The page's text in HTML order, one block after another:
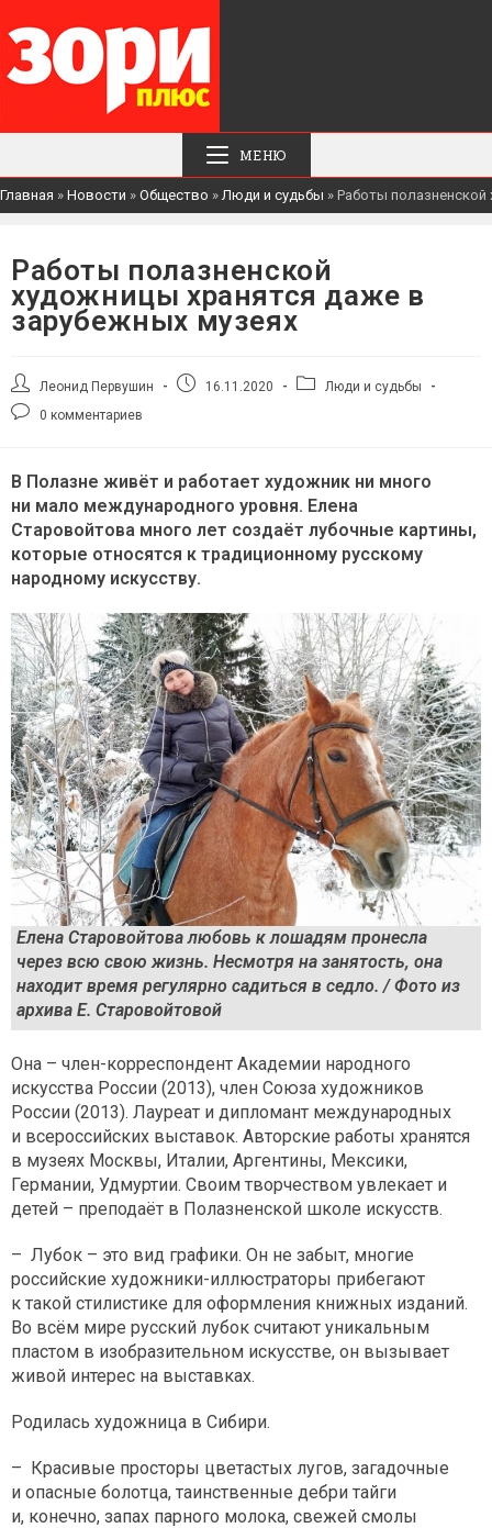
МЕНЮ
Главная » Новости » Общество »Люди и судьбы » Работы полазненской
Работы полазненской
художницы хранятся даже в
зарубежных музеях
Автор
записи:
Леонид Первушин
Запись16.11.2020
РубрикаЛюди и судьбы
Комментарии
0 комментариев
В Полазне живёт и работает художник ни много
ни мало международного уровня. Елена
Старовойтова много лет создаёт лубочные картины,
которые относятся к традиционному русскому
народному искусству.
Елена Старовойтова любовь к лошадям пронесла
через всю свою жизнь. Несмотря на занятость, она
находит время регулярно садиться в седло. / Фото из
архива Е. Старовойтовой
Она – член-корреспондент Академии народного
искусства России (2013), член Союза художников
России (2013). Лауреат и дипломант международных
и всероссийских выставок. Авторские работы хранятся
в музеях Москвы, Италии, Аргентины, Мексики,
Германии, Удмуртии. Своим творчеством увлекает и
детей – преподаёт в Полазненской школе искусств.
– Лубок – это вид графики. Он не забыт, многие
российские художники-иллюстраторы прибегают
к такой стилистике для оформления книжных изданий.
Во всём мире русский лубок считают уникальным
пластом в изобразительном искусстве, он вызывает
живой интерес на выставках.
Родилась художница в Сибири.
– Красивые просторы цветастых лугов, загадочные
и опасные болотца, таинственные дебри тайги
и, конечно, запах парного молока, свежей смолы